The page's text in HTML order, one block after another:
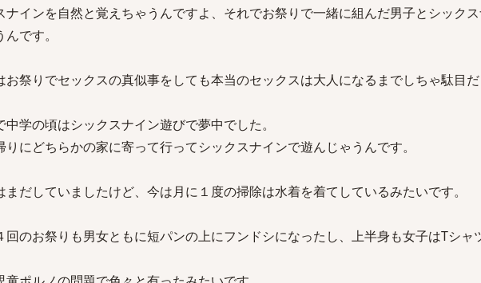
ナインを自然と覚えちゃうんですよ、それでお祭りで一緒に組んだ男子とシック
です。
お祭りでセックスの真似事をしても本当のセックスは大人になるまでしちゃ駄目
中学の頃はシックスナイン遊びで夢中でした。
りにどちらかの家に寄って行ってシックスナインで遊んじゃうんです。
まだしていましたけど、今は月に１度の掃除は水着を着てしているみたいです。
回のお祭りも男女ともに短パンの上にフンドシになったし、上半身も女子はTシャ